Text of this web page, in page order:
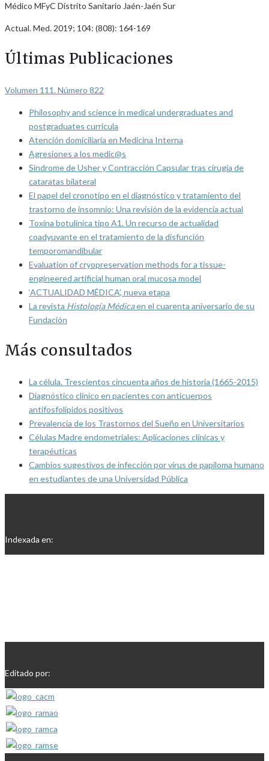
Médico MFyC Distrito Sanitario Jaén-Jaén Sur
Actual. Med. 2019; 104: (808): 164-169
Últimas Publicaciones
Volumen 111. Número 822
Philosophy and science in medical undergraduates and
postgraduates curricula
Atención domiciliaria en Medicina Interna
Agresiones a los medic@s
Síndrome de Usher y Contracción Capsular tras cirugía de
cataratas bilateral
El papel del cronotipo en el diagnóstico y tratamiento del
trastorno de insomnio: Una revisión de la evidencia actual
Toxina botulínica tipo A1. Un recurso de actualidad
coadyuvante en el tratamiento de la disfunción
temporomandibular
Evaluation of cryopreservation methods for a tissue-
engineered artificial human oral mucosa model
‘ACTUALIDAD MÉDICA’, nueva etapa
La revista Histología Médicaen el cuarenta aniversario de su
Fundación
Más consultados
La célula. Trescientos cincuenta años de historia (1665-2015)
Diagnóstico clínico en pacientes con anticuerpos
antifosfolípidos positivos
Prevalencia de los Trastornos del Sueño en Universitarios
Células Madre endometriales: Aplicaciones clínicas y
terapéuticas
Cambios sugestivos de infección por virus de papiloma humano
en estudiantes de una Universidad Pública
Indexada en:
Editado por: